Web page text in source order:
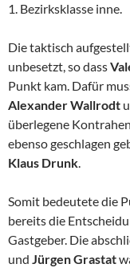
1. Bezirksklasse inne.
Die taktisch
unbesetzt, so dass
Punkt kam. Dafür
Alexander Wallrodt
überlegene
ebenso geschlagen
Klaus Drunk.
Somit bedeutete die
bereits die
Gastgeber. Die
und Jürgen Grastat